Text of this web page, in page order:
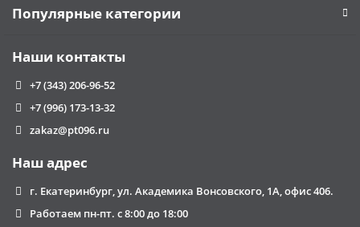
- установка люверсов;
- изготавливается из износостойкого брезента с
- двойной шов прошивается высокопрочными
армированными нитками, устойчивыми к влаге и
колебаниям температур;
Штора для горячего цеха предприятия:
огнеупорной пропиткой (защита от искр);
- двойной шов прошивается высокопрочными
Популярные категории
Наши контакты
+7 (343) 206-96-52
+7 (996) 173-13-32
zakaz@pt096.ru
Наш адрес
г. Екатеринбург, ул. Академика Вонсовского, 1А, офис 406.
Работаем пн-пт. с 8:00 до 18:00